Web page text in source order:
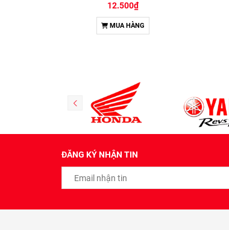
12.500₫
MUA HÀNG
ĐĂNG KÝ NHẬN TIN